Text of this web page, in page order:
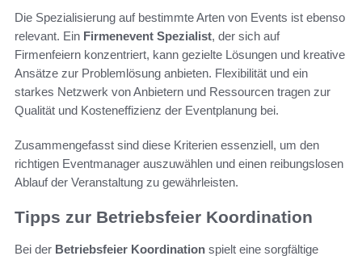
Die Spezialisierung auf bestimmte Arten von Events ist ebenso
relevant. Ein Firmenevent Spezialist, der sich auf
Firmenfeiern konzentriert, kann gezielte Lösungen und kreative
Ansätze zur Problemlösung anbieten. Flexibilität und ein
starkes Netzwerk von Anbietern und Ressourcen tragen zur
Qualität und Kosteneffizienz der Eventplanung bei.
Zusammengefasst sind diese Kriterien essenziell, um den
richtigen Eventmanager auszuwählen und einen reibungslosen
Ablauf der Veranstaltung zu gewährleisten.
Tipps zur Betriebsfeier Koordination
Bei der Betriebsfeier Koordination spielt eine sorgfältige